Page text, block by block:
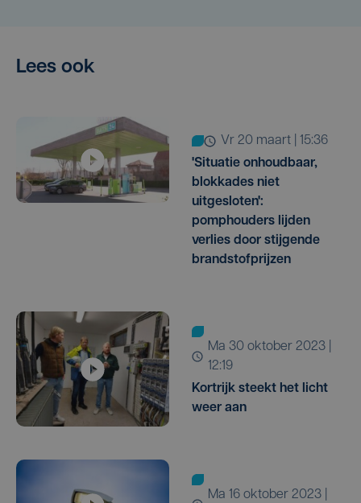
Lees ook
vr 20 maart | 15:36
'Situatie onhoudbaar,
blokkades niet
uitgesloten':
pomphouders lijden
verlies door stijgende
brandstofprijzen
ma 30 oktober 2023 |
12:19
Kortrijk steekt het licht
weer aan
ma 16 oktober 2023 |